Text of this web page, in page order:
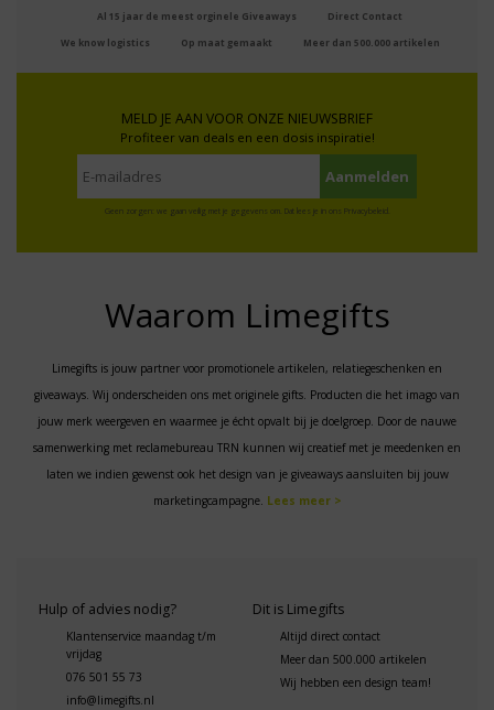
Al 15 jaar de meest orginele Giveaways Direct Contact
We know logistics Op maat gemaakt Meer dan 500.000 artikelen
MELD JE AAN VOOR ONZE NIEUWSBRIEF
Profiteer van deals en een dosis inspiratie!
Geen zorgen: we gaan veilig met je gegevens om. Dat lees je in ons Privacybeleid.
Waarom Limegifts
Limegifts is jouw partner voor promotionele artikelen, relatiegeschenken en
giveaways. Wij onderscheiden ons met originele gifts. Producten die het imago van
jouw merk weergeven en waarmee je écht opvalt bij je doelgroep. Door de nauwe
samenwerking met reclamebureau TRN kunnen wij creatief met je meedenken en
laten we indien gewenst ook het design van je giveaways aansluiten bij jouw
marketingcampagne. Lees meer >
Hulp of advies nodig?
Klantenservice maandag t/m
vrijdag
076 501 55 73
info@limegifts.nl
Dit is Limegifts
Altijd direct contact
Meer dan 500.000 artikelen
Wij hebben een design team!